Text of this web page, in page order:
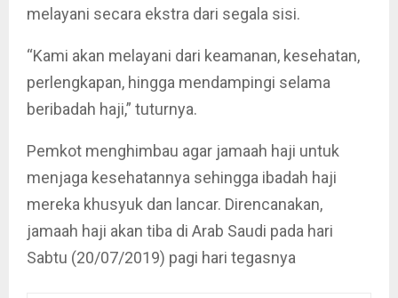
melayani secara ekstra dari segala sisi.
“Kami akan melayani dari keamanan, kesehatan,
perlengkapan, hingga mendampingi selama
beribadah haji,” tuturnya.
Pemkot menghimbau agar jamaah haji untuk
menjaga kesehatannya sehingga ibadah haji
mereka khusyuk dan lancar. Direncanakan,
jamaah haji akan tiba di Arab Saudi pada hari
Sabtu (20/07/2019) pagi hari tegasnya